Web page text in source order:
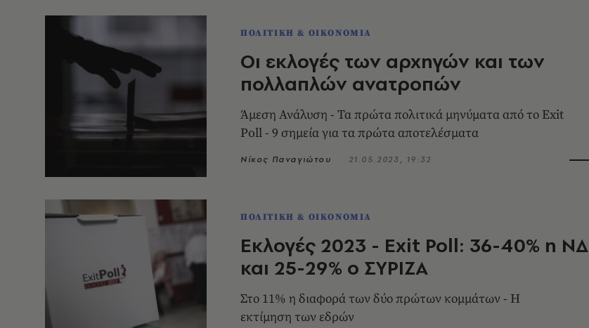
ΠΟΛΙΤΙΚΗ & ΟΙΚΟΝΟΜΙΑ
Οι εκλογές των αρχηγών και των
πολλαπλών ανατροπών
Άμεση Ανάλυση - Τα πρώτα πολιτικά μηνύματα από το Exit
Poll - 9 σημεία για τα πρώτα αποτελέσματα
Νίκος Παναγιώτου 21.05.2023, 19:32
ΠΟΛΙΤΙΚΗ & ΟΙΚΟΝΟΜΙΑ
Εκλογές 2023 - Exit Poll: 36-40% η ΝΔ
και 25-29% ο ΣΥΡΙΖΑ
Στο 11% η διαφορά των δύο πρώτων κομμάτων - Η
εκτίμηση των εδρών